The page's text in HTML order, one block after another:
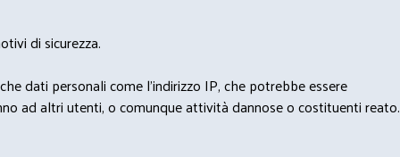
di sicurezza.
dati personali come l'indirizzo IP, che potrebbe essere
ad altri utenti, o comunque attività dannose o costituenti reato.